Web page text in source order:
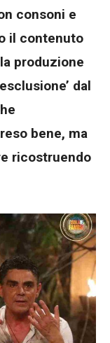
consoni e
il contenuto
produzione
dal
bene, ma
ricostruendo